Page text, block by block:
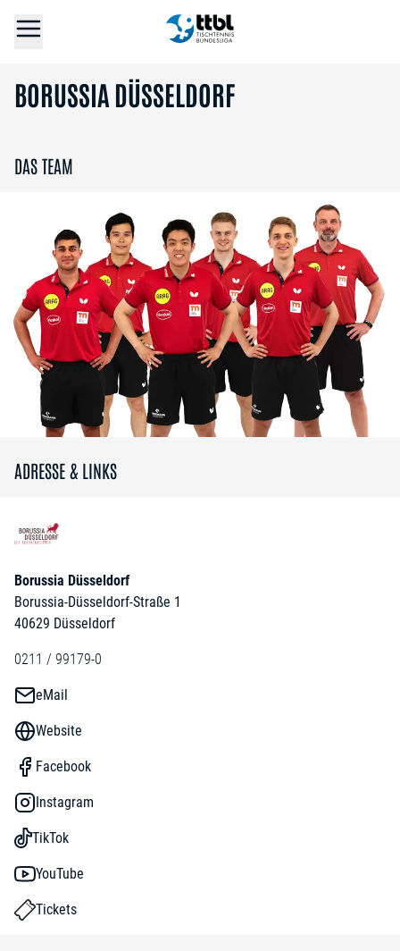
BORUSSIA DÜSSELDORF
DAS TEAM
ADRESSE & LINKS
Borussia Düsseldorf
Borussia-Düsseldorf-Straße 1
40629 Düsseldorf
0211 / 99179-0
eMail
Website
Facebook
Instagram
TikTok
YouTube
Tickets